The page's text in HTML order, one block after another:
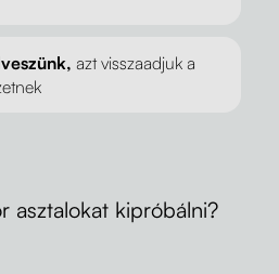
azt visszaadjuk a
asztalokat kipróbálni?